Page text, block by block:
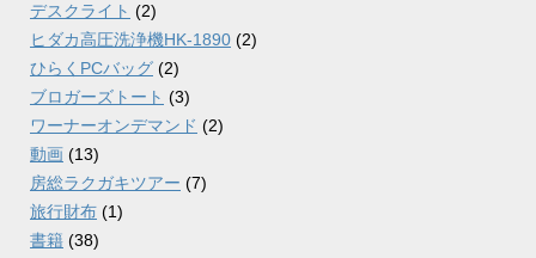
デスクライト (2)
ヒダカ高圧洗浄機HK-1890 (2)
ひらくPCバッグ (2)
ブロガーズトート (3)
ワーナーオンデマンド (2)
動画 (13)
房総ラクガキツアー (7)
旅行財布 (1)
書籍 (38)